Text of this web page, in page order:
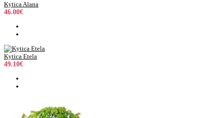
Kytica Alana
46.00€
Kytica Etela
49.10€